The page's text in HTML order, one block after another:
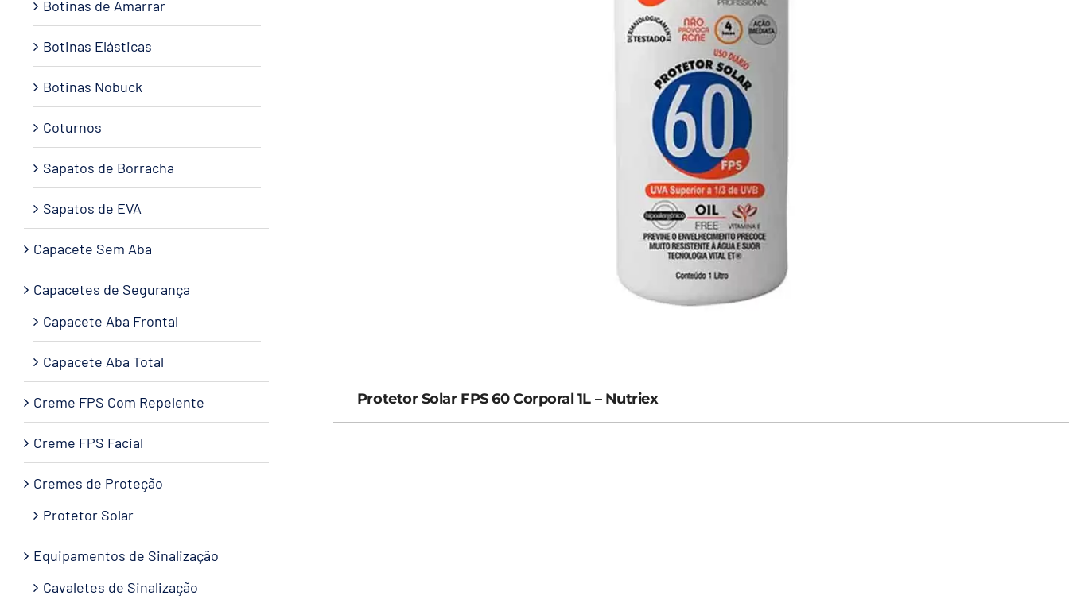
Protetor Solar FPS 60 Corporal 1L – Nutriex
Botinas de Amarrar
Botinas Elásticas
Botinas Nobuck
Coturnos
Sapatos de Borracha
Sapatos de EVA
Capacete Sem Aba
Capacetes de Segurança
Capacete Aba Frontal
Capacete Aba Total
Creme FPS Com Repelente
Creme FPS Facial
Cremes de Proteção
Protetor Solar
Equipamentos de Sinalização
Cavaletes de Sinalização